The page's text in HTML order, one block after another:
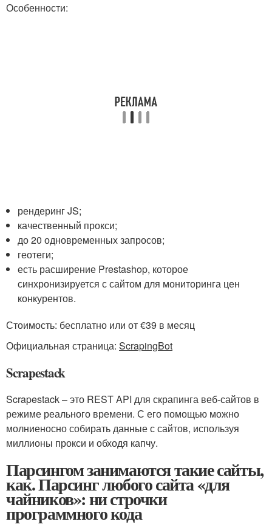
Особенности:
рендеринг JS;
качественный прокси;
до 20 одновременных запросов;
геотеги;
есть расширение Prestashop, которое
синхронизируется с сайтом для мониторинга цен
конкурентов.
Стоимость: бесплатно или от €39 в месяц
Официальная страница: ScrapingBot
Scrapestack
Scrapestack – это REST API для скрапинга веб-сайтов в
режиме реального времени. С его помощью можно
молниеносно собирать данные с сайтов, используя
миллионы прокси и обходя капчу.
Парсингом занимаются такие сайты,
как. Парсинг любого сайта «для
чайников»: ни строчки
программного кода